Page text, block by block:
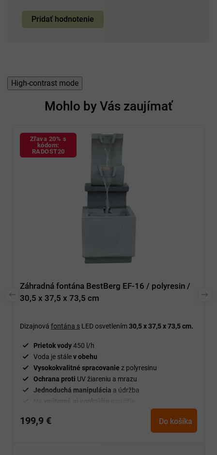
Pridať hodnotenie
High-contrast mode
Mohlo by Vás zaujímať
Zľava 20% s
kódom:
RADOST20
Záhradná fontána BestBerg EF-16 / polyresin /
30,5 x 37,5 x 73,5 cm
Dizajnová fontána s LED osvetlením30,5 x 37,5 x 73,5 cm.
Prietok vody450 l/h
Voda je stálev obehu
Vysokokvalitné spracovanie z polyresinu
Ochrana proti UV žiareniu a mrazu
Jednoduchá manipulácia a údržba
vnútorné aj vonkajšie
199,9 € Do košíka